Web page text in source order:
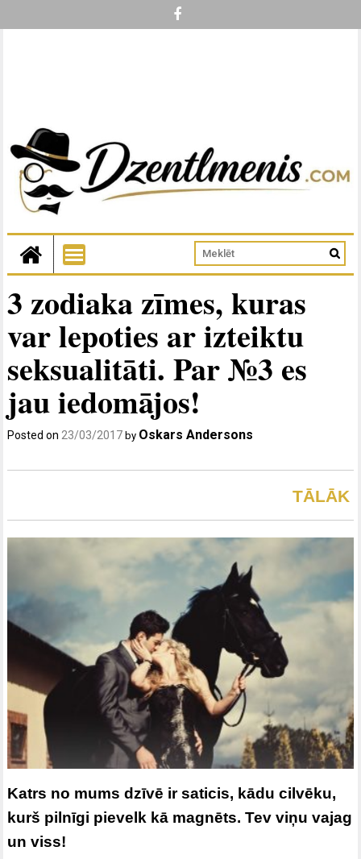
3 zodiaka zīmes, kuras
var lepoties ar izteiktu
seksualitāti. Par №3 es
jau iedomājos!
Posted on23/03/2017 by Oskars Andersons
TĀLĀK
Katrs no mums dzīvē ir saticis, kādu cilvēku,
kurš pilnīgi pievelk kā magnēts. Tev viņu vajag
un viss!